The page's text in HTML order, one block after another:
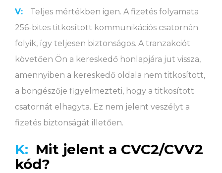
V:
Teljes mértékben igen. A fizetés folyamata
256-bites titkosított kommunikációs csatornán
folyik, így teljesen biztonságos. A tranzakciót
követően Ön a kereskedő honlapjára jut vissza,
amennyiben a kereskedő oldala nem titkosított,
a böngészője figyelmezteti, hogy a titkosított
csatornát elhagyta. Ez nem jelent veszélyt a
fizetés biztonságát illetően.
K: Mit jelent a CVC2/CVV2
kód?